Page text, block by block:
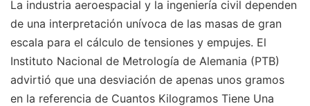
La industria aeroespacial y la ingeniería civil dependen
de una interpretación unívoca de las masas de gran
escala para el cálculo de tensiones y empujes. El
Instituto Nacional de Metrología de Alemania (PTB)
advirtió que una desviación de apenas unos gramos
en la referencia de Cuantos Kilogramos Tiene Una